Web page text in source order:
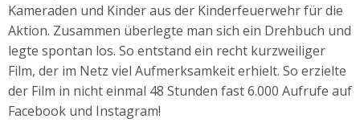
Kameraden und Kinder aus der Kinderfeuerwehr für die
Aktion. Zusammen überlegte man sich ein Drehbuch und
legte spontan los. So entstand ein recht kurzweiliger
Film, der im Netz viel Aufmerksamkeit erhielt. So erzielte
der Film in nicht einmal 48 Stunden fast 6.000 Aufrufe auf
Facebook und Instagram!